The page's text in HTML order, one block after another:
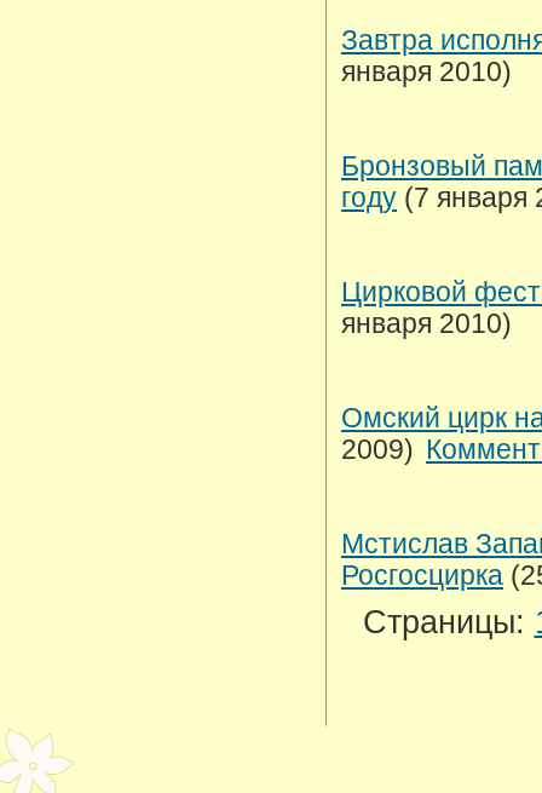
Завтра
января 2010)
Бронзовый
году (7 января
Цирковой
января 2010)
Омский цирк
2009)
Мстислав
Росгосцирка
Страницы: